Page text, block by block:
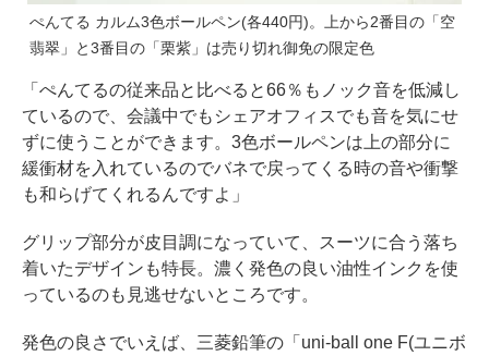
ぺんてる カルム3色ボールペン(各440円)。上から2番目の「空
翡翠」と3番目の「栗紫」は売り切れ御免の限定色
「ぺんてるの従来品と比べると66％もノック音を低減し
ているので、会議中でもシェアオフィスでも音を気にせ
ずに使うことができます。3色ボールペンは上の部分に
緩衝材を入れているのでバネで戻ってくる時の音や衝撃
も和らげてくれるんですよ」
グリップ部分が皮目調になっていて、スーツに合う落ち
着いたデザインも特長。濃く発色の良い油性インクを使
っているのも見逃せないところです。
発色の良さでいえば、三菱鉛筆の「uni-ball one F(ユニボ